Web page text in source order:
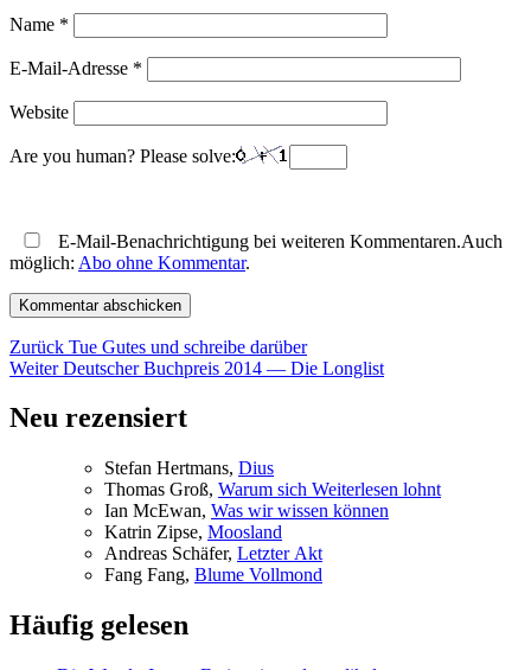
Name *
E-Mail-Adresse *
Website
Are you human? Please solve:
E-Mail-Benachrichtigung bei weiteren Kommentaren.Auch
möglich: Abo ohne Kommentar.
Beitragsnavigation
Zurück Vorheriger
Beitrag:
Tue Gutes und schreibe darüber
Weiter Nächster
Deutscher Buchpreis 2014 — Die Longlist
Neu rezensiert
Ste­fan Hertmans, Di­us
Tho­mas Groß, War­um sich Wei­ter­le­sen lohnt
Ian McE­wan, Was wir wis­sen können
Kat­rin Zip­se, Moos­land
An­dre­as Schä­fer, Letz­ter Akt
Fang Fang, Blu­me Vollmond
Häufig gelesen